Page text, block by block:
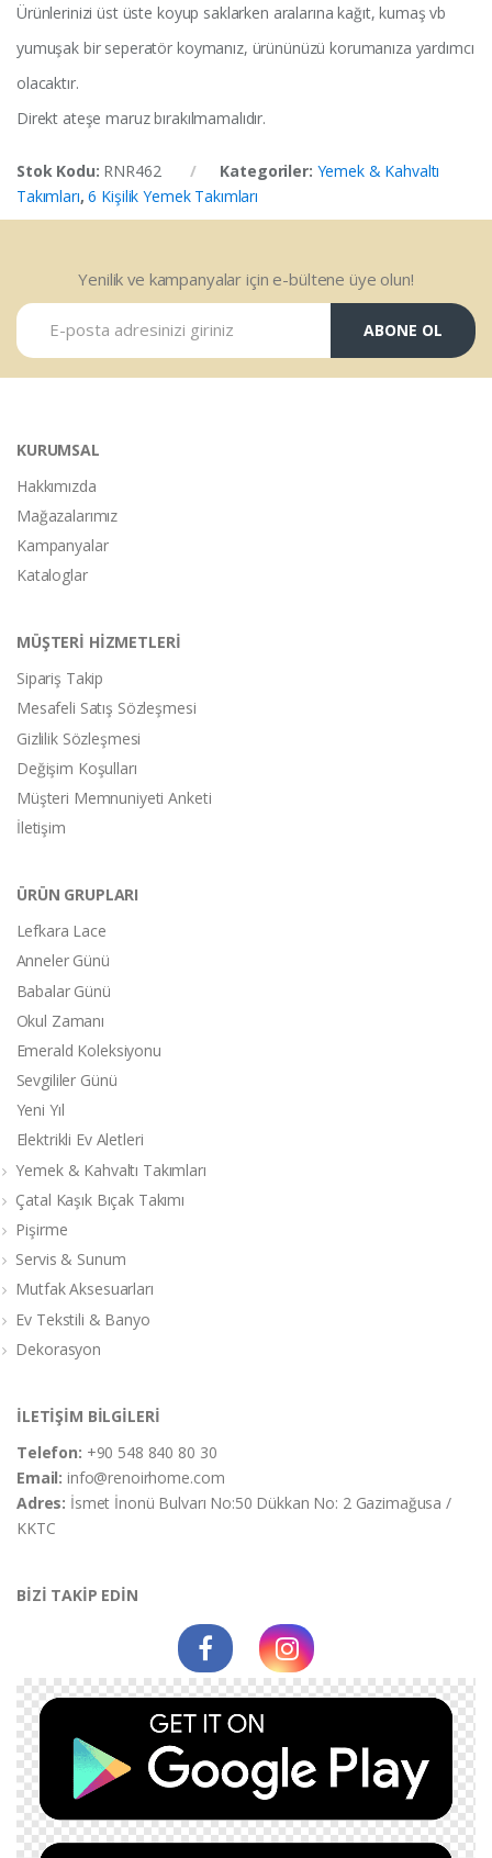
Ürünlerinizi üst üste koyup saklarken aralarına kağıt, kumaş vb
yumuşak bir seperatör koymanız, ürününüzü korumanıza yardımcı
olacaktır.
Direkt ateşe maruz bırakılmamalıdır.
Stok Kodu: RNR462 Kategoriler: Yemek & Kahvaltı
Takımları,6 Kişilik Yemek Takımları
Yenilik ve kampanyalar için e-bültene üye olun!
ABONE OL
KURUMSAL
Hakkımızda
Mağazalarımız
Kampanyalar
Kataloglar
MÜŞTERİ HİZMETLERİ
Sipariş Takip
Mesafeli Satış Sözleşmesi
Gizlilik Sözleşmesi
Değişim Koşulları
Müşteri Memnuniyeti Anketi
İletişim
ÜRÜN GRUPLARI
Lefkara Lace
Anneler Günü
Babalar Günü
Okul Zamanı
Emerald Koleksiyonu
Sevgililer Günü
Yeni Yıl
Elektrikli Ev Aletleri
Yemek & Kahvaltı Takımları
Çatal Kaşık Bıçak Takımı
Pişirme
Servis & Sunum
Mutfak Aksesuarları
Ev Tekstili & Banyo
Dekorasyon
İLETİŞİM BİLGİLERİ
Telefon: +90 548 840 80 30
Email:info@renoirhome.com
Adres: İsmet İnonü Bulvarı No:50 Dükkan No: 2 Gazimağusa /
KKTC
BİZİ TAKİP EDİN